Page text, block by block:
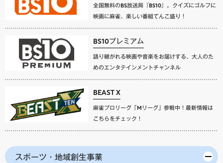
全国無料のBS放送局『BS10』。クイズにゴルフに
映画に麻雀、楽しい番組てんこ盛り！
BS10プレミアム
語り継がれる映画や音楽をお届けする、大人のた
めのエンタテインメントチャンネル
BEAST X
麻雀プロリーグ「Mリーグ」参戦中！最新情報は
こちらをチェック！
スポーツ・地域創生事業